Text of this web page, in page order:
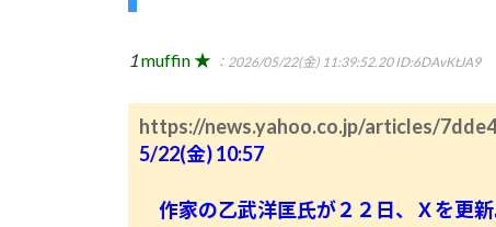
1muffin ★ ：2026/05/22(金) 11:39:52.20ID:6DAvKtJA9
https://news.yahoo.co.jp/articles/
5/22(金) 10:57
作家の乙武洋匡氏が２２日、Ｘを更